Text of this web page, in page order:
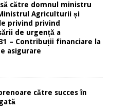
către domnul ministru
Agriculturii și
privind privind
de urgență a
– Contribuții financiare la
asigurare
către succes în